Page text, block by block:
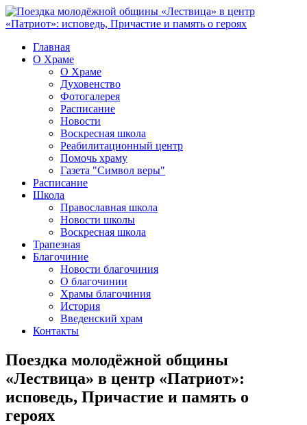
Главная
О Храме
О Храме
Духовенство
Фотогалерея
Расписание
Новости
Воскресная школа
Реабилитационный центр
Помочь храму
Газета "Символ веры"
Расписание
Школа
Православная школа
Новости школы
Воскресная школа
Трапезная
Благочиние
Новости благочиния
О благочинии
Храмы благочиния
История
Введенский храм
Контакты
Поездка молодёжной общины
«Лествица» в центр «Патриот»:
исповедь, Причастие и память о
героях